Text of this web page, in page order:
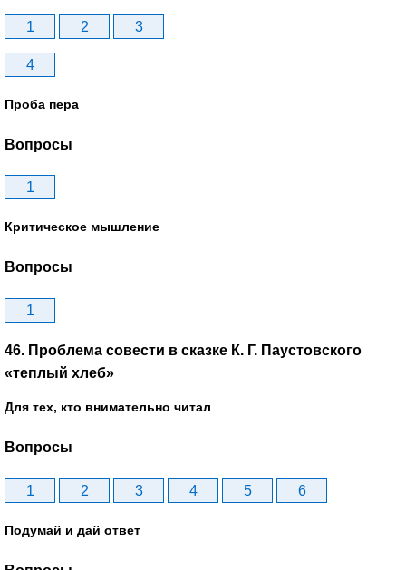
1 2 3
4
Проба пера
Вопросы
1
Критическое мышление
Вопросы
1
46. Проблема совести в сказке К. Г. Паустовского
«теплый хлеб»
Для тех, кто внимательно читал
Вопросы
1 2 3 4 5 6
Подумай и дай ответ